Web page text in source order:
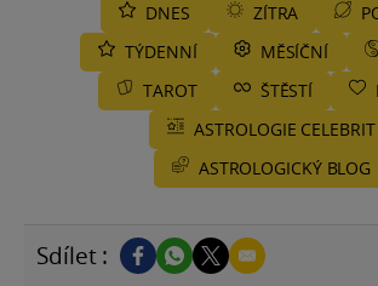
DNES ZÍTRA
TÝDENNÍ
MĚSÍČNÍ
TAROT
ŠTĚSTÍ
ASTROLOGIE CELEBRIT
ASTROLOGICKÝ BLOG
Sdílet :